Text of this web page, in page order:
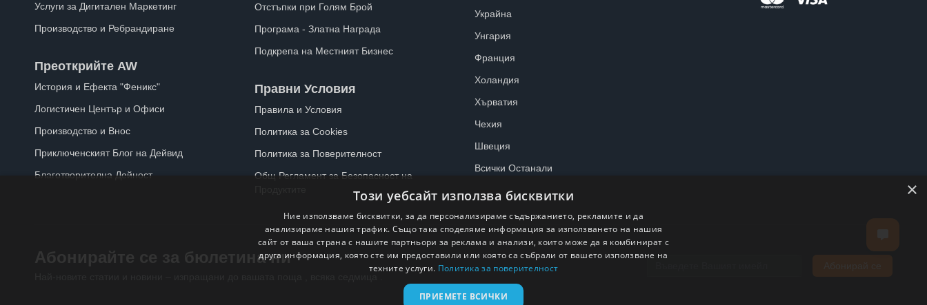
Услуги за Дигитален Маркетинг
Производство и Ребрандиране
Преоткрийте AW
История и Ефекта "Феникс"
Логистичен Център и Офиси
Производство и Внос
Приключенският Блог на Дейвид
Благотворителна Дейност
Отстъпки при Голям Брой
Програма - Златна Награда
Подкрепа на Местният Бизнес
Правни Условия
Правила и Условия
Политика за Cookies
Политика за Поверителност
Общ Регламент за Безопасност на
Украйна
Унгария
Франция
Холандия
Хърватия
Чехия
Швеция
Всички Останали
Абонирайте се за бюлетина ни
×
Този уебсайт използва бисквитки
Ние използваме бисквитки, за да персонализираме съдържанието, рекламите и да
анализираме нашия трафик. Също така споделяме информация за използването на нашия
сайт от ваша страна с нашите партньори за реклама и анализи, които може да я комбинират с
друга информация, която сте им предоставили или която са събрали от вашето използване на
техните услуги. Политика за поверителност
ПРИЕМЕТЕ ВСИЧКИ